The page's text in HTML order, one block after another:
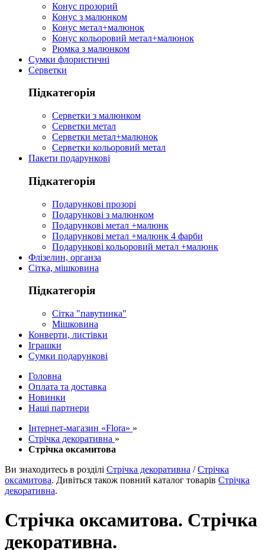
Конус прозорий
Конус з малюнком
Конус метал+малюнок
Конус кольоровий метал+малюнок
Рюмка з малюнком
Сумки флористичні
Серветки
Підкатегорія
Серветки з малюнком
Серветки метал
Серветки метал+малюнок
Серветки кольоровий метал
Пакети подарункові
Підкатегорія
Подарункові прозорі
Подарункові з малюнком
Подарункові метал +малюнк
Подарункові метал +малюнк 4 фарби
Подарункові кольоровий метал +малюнк
Флізелин, органза
Сітка, мішковина
Підкатегорія
Сітка "павутинка"
Мішковина
Конверти, листівки
Іграшки
Сумки подарункові
Головна
Оплата та доставка
Новинки
Наші партнери
Інтернет-магазин «Flora» »
Стрічка декоративна »
Стрічка оксамитова
Ви знаходитесь в розділі Стрічка декоративна /Стрічка
оксамитова. Дивіться також повний каталог товарів Стрічка
декоративна.
Стрічка оксамитова. Стрічка
декоративна.